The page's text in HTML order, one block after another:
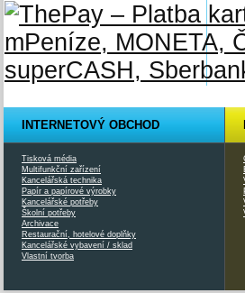
INTERNETOVÝ OBCHOD
Tisková média
Multifunkční zařízení
Kancelářská technika
Papír a papírové výrobky
Kancelářské potřeby
Školní potřeby
Archivace
Restaurační, hotelové doplňky
Kancelářské vybavení / sklad
Vlastní tvorba